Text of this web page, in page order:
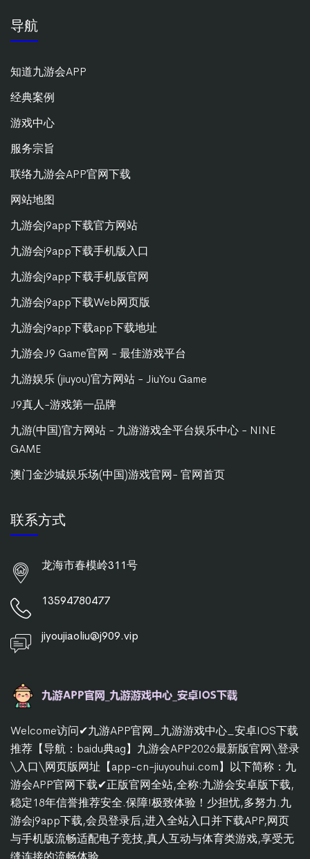
导航
知道九游会APP
经典案例
游戏中心
服务宗旨
联络九游会APP官网下载
网站地图
九游会j9app下载官方网站
九游会j9app下载手机版入口
九游会j9app下载手机版官网
九游会j9app下载Web网页版
九游会j9app下载app下载地址
九游会J9 Game官网 - 最佳游戏平台
九游娱乐 (jiuyou)官方网站 - JiuYou Game
J9真人-游戏第一品牌
九游(中国)官方网站 - 九游游戏全平台娱乐中心 - NINE
GAME
澳门金沙城娱乐场(中国)游戏官网- 官网首页
联系方式
龙海市春模岭311号
13594780477
jiyoujiaoliu@j909.vip
Welcome访问✔九游APP官网_九游游戏中心_安卓IOS下载
推荐【导航：baidu典ag】九游会APP2026最新版官网\登录
\入口\网页版网址【app-cn-jiuyouhui.com】以下简称：九
游会APP官网下载✔正版官网全站,全称:九游会安卓版下载,
稳定18年信誉推荐安全.保障!极致体验！少担忧,多努力.九
游会j9app下载,会员登录后,进入全站入口并下载APP,网页
与手机版流畅适配电子竞技,真人互动与体育类游戏,享受无